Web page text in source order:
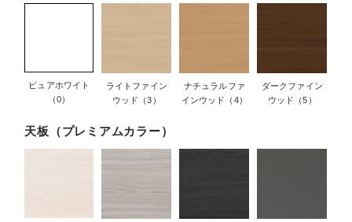
ピュアホワイト
（0）
ライトファイン
ウッド（3）
ナチュラルファ
インウッド（4）
ダークファイン
ウッド（5）
天板（プレミアムカラー）